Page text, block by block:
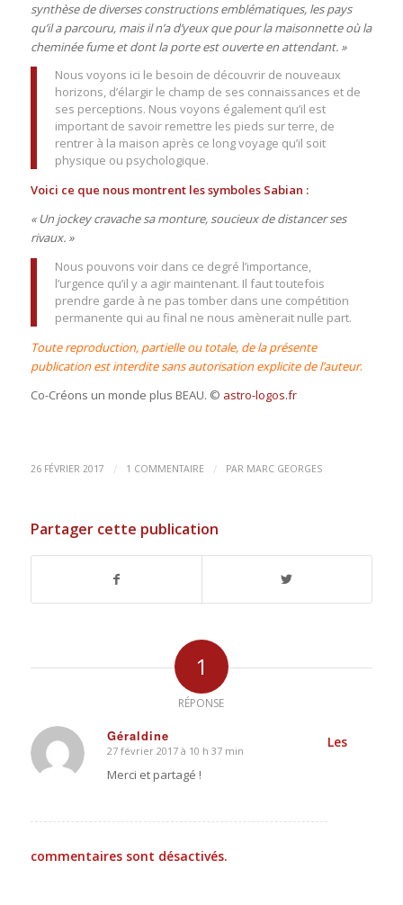
synthèse de diverses constructions emblématiques, les pays
qu’il a parcouru, mais il n’a d’yeux que pour la maisonnette où la
cheminée fume et dont la porte est ouverte en attendant. »
Nous voyons ici le besoin de découvrir de nouveaux
horizons, d’élargir le champ de ses connaissances et de
ses perceptions. Nous voyons également qu’il est
important de savoir remettre les pieds sur terre, de
rentrer à la maison après ce long voyage qu’il soit
physique ou psychologique.
Voici ce que nous montrent les symboles Sabian :
« Un jockey cravache sa monture, soucieux de distancer ses
rivaux. »
Nous pouvons voir dans ce degré l’importance,
l’urgence qu’il y a agir maintenant. Il faut toutefois
prendre garde à ne pas tomber dans une compétition
permanente qui au final ne nous amènerait nulle part.
Toute reproduction, partielle ou totale, de la présente
publication est interdite sans autorisation explicite de l’auteur.
Co-Créons un monde plus BEAU. © astro-logos.fr
26 FÉVRIER 2017 / 1 COMMENTAIRE / PAR MARC GEORGES
Partager cette publication
1
RÉPONSE
Géraldine
dit
:
27 février 2017 à 10 h 37 min
Merci et partagé !
Les
commentaires sont désactivés.